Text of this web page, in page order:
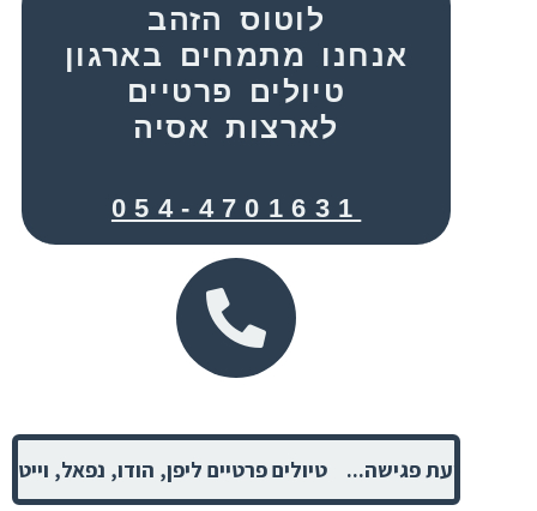
לוטוס הזהב
אנחנו מתמחים בארגון
טיולים פרטיים
לארצות אסיה
054-4701631
למידע ולקביעת פגישה... טיולים פרטיים ליפן, הודו, נפאל,